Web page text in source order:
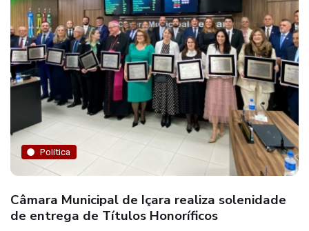
Política
Câmara Municipal de Içara realiza solenidade
de entrega de Títulos Honoríficos